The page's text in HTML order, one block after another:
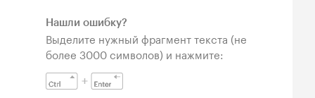
Нашли ошибку?
Выделите нужный фрагмент текста (не
более 3000 символов) и нажмите: